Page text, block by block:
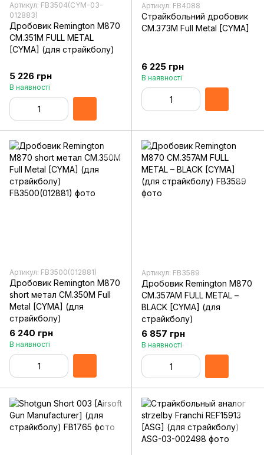
Артикул: FB3504(CYM-03-
012883)
Дробовик Remington M870
CM.351M FULL METAL
[CYMA] (для страйкболу)
5 226 грн
В наявності
Артикул: FB4088
Страйкбольний дробовик
CM.373M Full Metal [CYMA]
6 225 грн
В наявності
Артикул: FB3500(012881)
Дробовик Remington M870
short метал CM.350M Full
Metal [CYMA] (для
страйкболу)
6 240 грн
В наявності
Артикул: FB3589
Дробовик Remington M870
CM.357AM FULL METAL –
BLACK [CYMA] (для
страйкболу)
6 857 грн
В наявності